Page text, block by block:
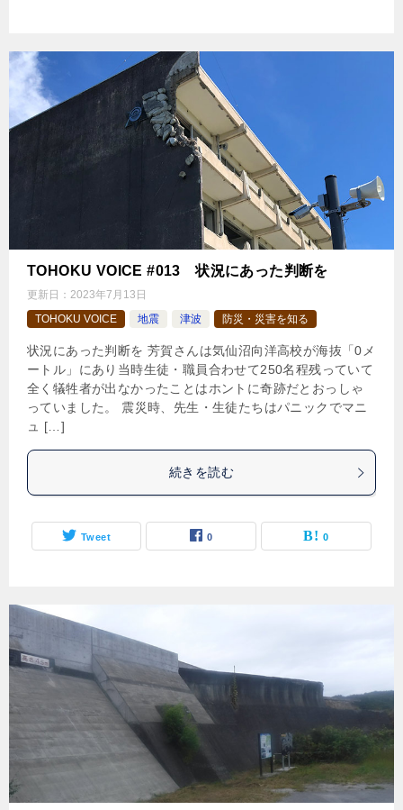
TOHOKU VOICE #013 状況にあった判断を
更新日： 2023年7月13日
TOHOKU VOICE
地震 津波 防災・災害を知る
状況にあった判断を 芳賀さんは気仙沼向洋高校が海抜「0メ
ートル」にあり当時生徒・職員合わせて250名程残っていて
全く犠牲者が出なかったことはホントに奇跡だとおっしゃ
っていました。 震災時、先生・生徒たちはパニックでマニ
ュ […]
続きを読む
Tweet 0 0